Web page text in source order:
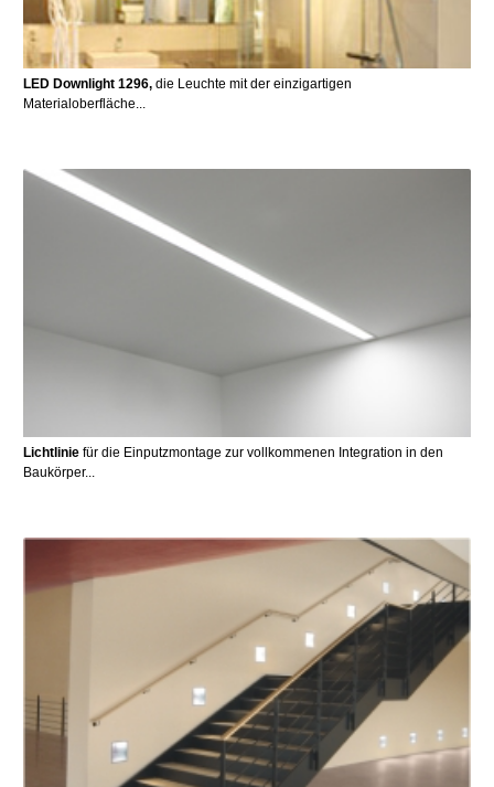
LED Downlight 1296, die Leuchte mit der einzigartigen
Materialoberfläche...
Lichtlinie für die Einputzmontage zur vollkommenen Integration in den
Baukörper...